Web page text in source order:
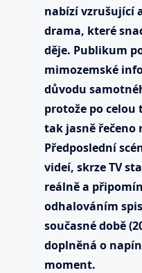
nabízí vzrušující
drama, které
děje. Publikum
mimozemské
důvodu
protože po
tak jasně řečeno
Předposlední
videí, skrze TV
reálně a
odhalováním
současné době
doplněná o
moment.